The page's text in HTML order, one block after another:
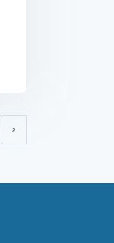
Siguiente página